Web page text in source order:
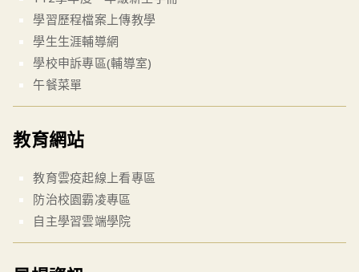
學習歷程檔案上傳教學
學生生涯輔導網
學校申訴專區(輔導室)
午餐菜單
教育網站
教育雲疫起線上看專區
防治校園霸凌專區
自主學習雲端學院